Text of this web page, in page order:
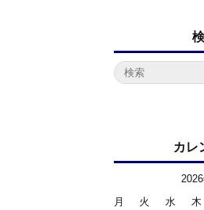
カレ
月
火 水 木